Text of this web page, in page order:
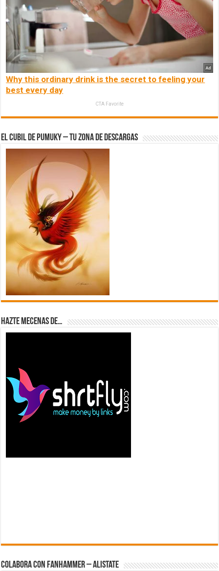
Why this ordinary drink is the secret to feeling your
best every day
CTA Favorite
El Cubil de Pumuky – Tu zona de Descargas
Hazte Mecenas de…
Colabora con FanHammer – Alistate